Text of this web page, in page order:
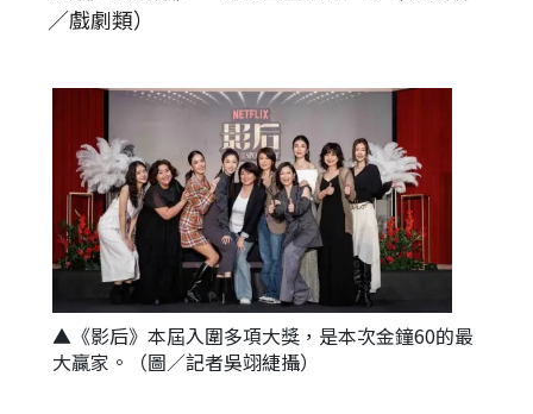
／戲劇類）
▲《影后》本屆入圍多項大獎，是本次金鐘60的最
大贏家。（圖／記者吳翊緁攝）